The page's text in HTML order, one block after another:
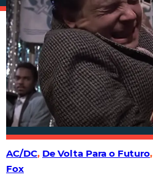
AC/DC, De Volta Para o Futuro,
Fox